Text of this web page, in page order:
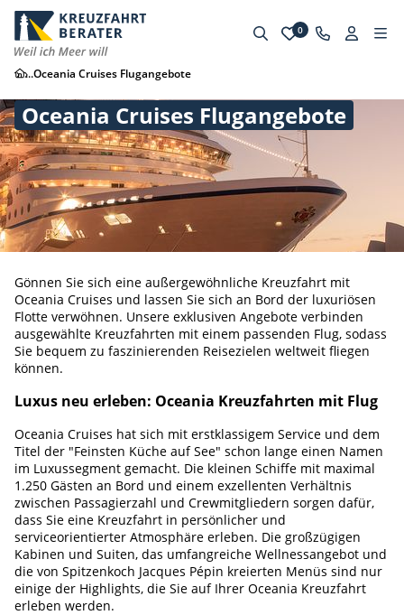
0
...Oceania Cruises Flugangebote
Oceania Cruises Flugangebote
Gönnen Sie sich eine außergewöhnliche Kreuzfahrt mit
Oceania Cruises und lassen Sie sich an Bord der luxuriösen
Flotte verwöhnen. Unsere exklusiven Angebote verbinden
ausgewählte Kreuzfahrten mit einem passenden Flug, sodass
Sie bequem zu faszinierenden Reisezielen weltweit fliegen
können.
Luxus neu erleben: Oceania Kreuzfahrten mit Flug
Oceania Cruises hat sich mit erstklassigem Service und dem
Titel der "Feinsten Küche auf See" schon lange einen Namen
im Luxussegment gemacht. Die kleinen Schiffe mit maximal
1.250 Gästen an Bord und einem exzellenten Verhältnis
zwischen Passagierzahl und Crewmitgliedern sorgen dafür,
dass Sie eine Kreuzfahrt in persönlicher und
serviceorientierter Atmosphäre erleben. Die großzügigen
Kabinen und Suiten, das umfangreiche Wellnessangebot und
die von Spitzenkoch Jacques Pépin kreierten Menüs sind nur
einige der Highlights, die Sie auf Ihrer Oceania Kreuzfahrt
erleben werden.